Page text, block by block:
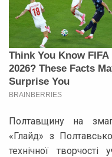
Полтавщину на
«Глайд» з
технічної творчості